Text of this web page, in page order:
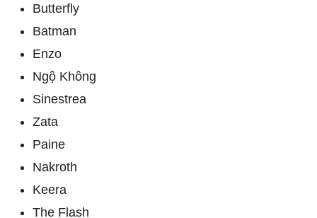
Butterfly
Batman
Enzo
Ngộ Không
Sinestrea
Zata
Paine
Nakroth
Keera
The Flash